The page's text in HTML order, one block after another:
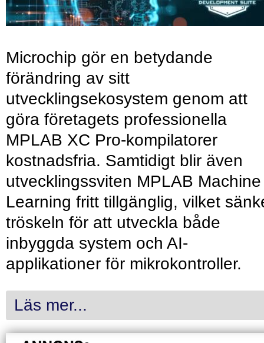
Microchip gör en betydande
förändring av sitt
utvecklingsekosystem genom att
göra företagets professionella
MPLAB XC Pro-kompilatorer
kostnadsfria. Samtidigt blir även
utvecklingssviten MPLAB Machine
Learning fritt tillgänglig, vilket
tröskeln för att utveckla både
inbyggda system och AI-
applikationer för mikrokontroller.
Läs mer...